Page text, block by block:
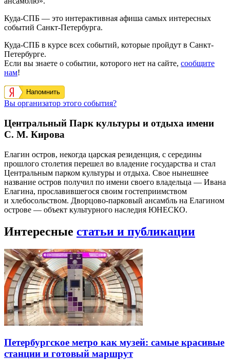
Куда-СПБ — это интерактивная афиша самых интересных
событий Санкт-Петербурга.
Куда-СПБ в курсе всех событий, которые пройдут в Санкт-
Петербурге.
Если вы знаете о событии, которого нет на сайте, сообщите
нам!
Напомнить
Вы организатор этого события?
Центральный Парк культуры и отдыха имени
С. М. Кирова
Елагин остров, некогда царская резиденция, с середины
прошлого столетия перешел во владение государства и стал
Центральным парком культуры и отдыха. Свое нынешнее
название остров получил по имени своего владельца — Ивана
Елагина, прославившегося своим гостеприимством
и хлебосольством. Дворцово-парковый ансамбль на Елагином
острове — объект культурного наследия ЮНЕСКО.
Интересные статьи и публикации
Петербургское метро как музей: самые красивые
станции и готовый маршрут